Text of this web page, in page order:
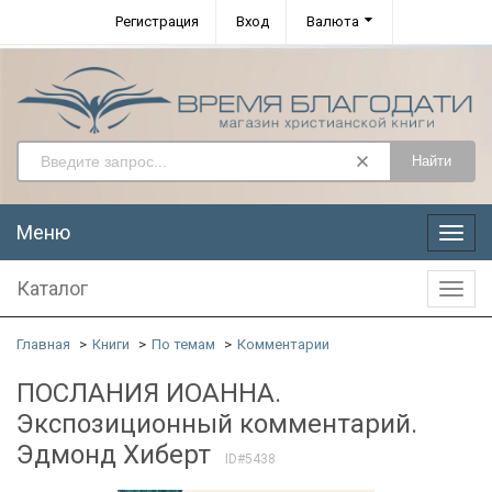
Регистрация Вход Валюта
Найти
Меню
Меню
Каталог
Главная Книги По темам Комментарии
ПОСЛАНИЯ ИОАННА.
Экспозиционный комментарий.
Эдмонд Хиберт
ID#5438